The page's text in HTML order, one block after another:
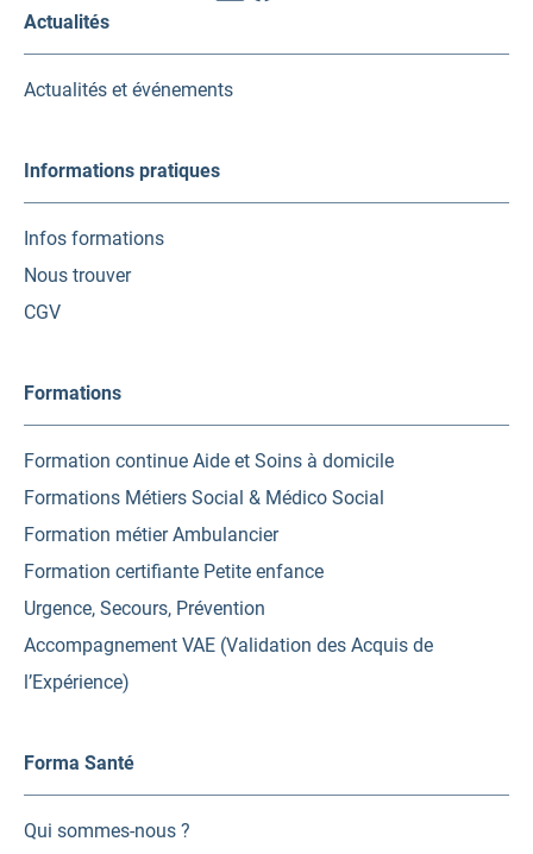
nouvelnouvelnouvel
Actualités
Actualités et événements
Informations pratiques
Infos formations
Nous trouver
CGV
Formations
Formation continue Aide et Soins à domicile
Formations Métiers Social & Médico Social
Formation métier Ambulancier
Formation certifiante Petite enfance
Urgence, Secours, Prévention
Accompagnement VAE (Validation des Acquis de
l’Expérience)
Forma Santé
Qui sommes-nous ?